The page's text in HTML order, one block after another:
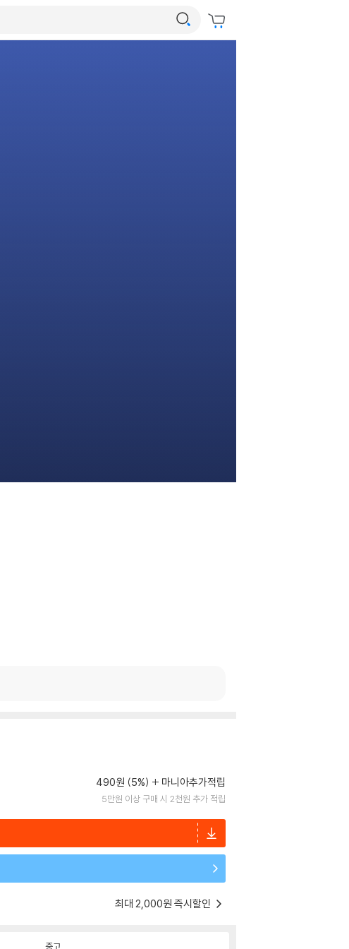
490원 (5%) 마니아추가적립
5만원 이상 구매 시 2천원 추가 적립
최대 2,000원 즉시할인
중고